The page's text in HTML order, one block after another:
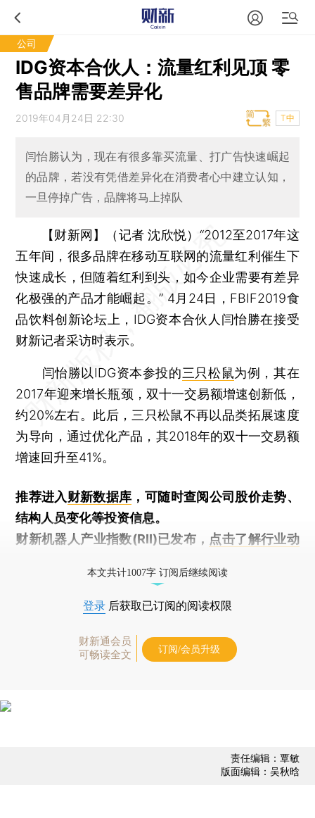
公司
IDG资本合伙人：流量红利见顶 零
售品牌需要差异化
2019年04月24日 22:30 T中
闫怡勝认为，现在有很多靠买流量、打广告快速崛起
的品牌，若没有凭借差异化在消费者心中建立认知，
一旦停掉广告，品牌将马上掉队
【财新网】（记者 沈欣悦） “2012至2017年这
五年间，很多品牌在移动互联网的流量红利催生下
快速成长，但随着红利到头，如今企业需要有差异
化极强的产品才能崛起。” 4月24日，FBIF2019食
品饮料创新论坛上，IDG资本合伙人闫怡勝在接受
财新记者采访时表示。
闫怡勝以IDG资本参投的三只松鼠为例，其在
2017年迎来增长瓶颈，双十一交易额增速创新低，
约20%左右。此后，三只松鼠不再以品类拓展速度
为导向，通过优化产品，其2018年的双十一交易额
增速回升至41%。
推荐进入财新数据库 ，可随时查阅公司股价走势、
结构人员变化等投资信息。
财新机器人产业指数(RII)已发布， 点击了解行业动
本文共计1007字 订阅后继续阅读
登录 后获取已订阅的阅读权限
财新通会员
可畅读全文
订阅/会员升级
责任编辑：覃敏
版面编辑：吴秋晗